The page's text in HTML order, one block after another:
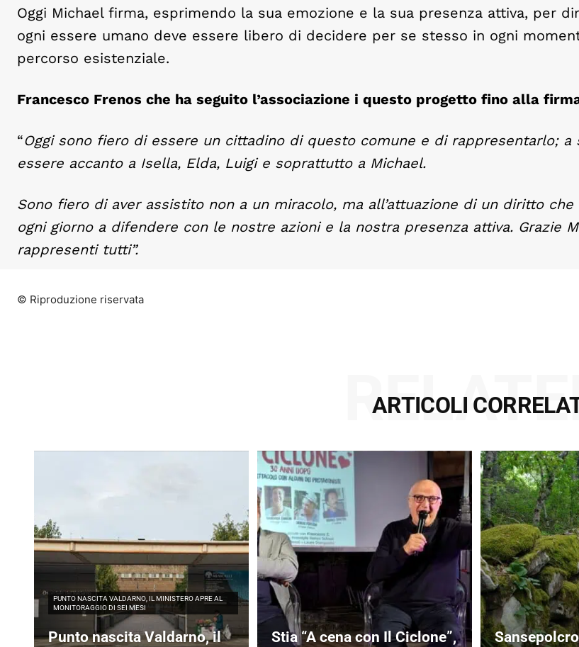
Oggi Michael firma, esprimendo la sua emozione e la sua presenza attiva, per
ogni essere umano deve essere libero di decidere per se stesso in ogni
percorso esistenziale.
Francesco Frenos che ha seguito l’associazione i questo progetto fino alla
“Oggi sono fiero di essere un cittadino di questo comune e di rappresentarlo; a
essere accanto a Isella, Elda, Luigi e soprattutto a Michael.
Sono fiero di aver assistito non a un miracolo, ma all’attuazione di un diritto che
ogni giorno a difendere con le nostre azioni e la nostra presenza attiva. Grazie
rappresenti tutti”.
© Riproduzione riservata
ARTICOLI
PUNTO NASCITA VALDARNO, IL MINISTERO APRE AL
MONITORAGGIO DI SEI MESI
Punto nascita Valdarno, il Stia “A cena con Il Ciclone”,